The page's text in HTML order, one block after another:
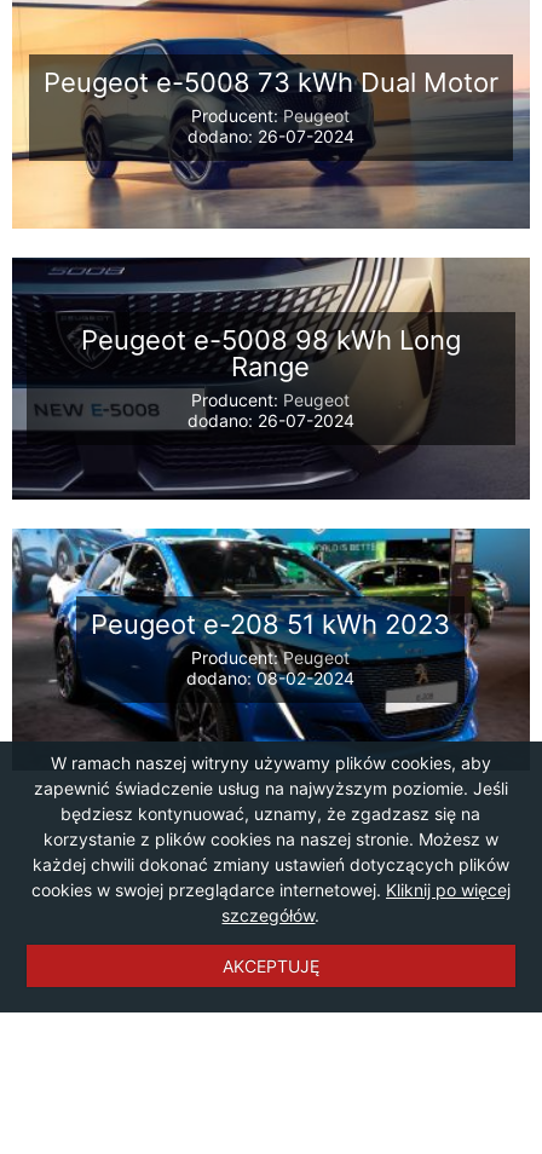
W ramach naszej witryny używamy plików cookies, aby
zapewnić świadczenie usług na najwyższym poziomie. Jeśli
będziesz kontynuować, uznamy, że zgadzasz się na
korzystanie z plików cookies na naszej stronie. Możesz w
każdej chwili dokonać zmiany ustawień dotyczących plików
cookies w swojej przeglądarce internetowej. Kliknij po więcej
szczegółów.
AKCEPTUJĘ
Peugeot e-5008 73 kWh Dual Motor
Producent:Peugeot
dodano: 26-07-2024
Peugeot e-5008 98 kWh Long
Range
Producent: Peugeot
dodano: 26-07-2024
Peugeot e-208 51 kWh 2023
Producent:Peugeot
dodano: 08-02-2024